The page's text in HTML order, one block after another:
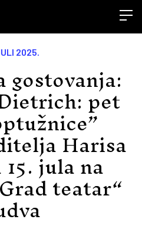
2025.
gostovanja:
pet
Harisa
jula na
teatar“